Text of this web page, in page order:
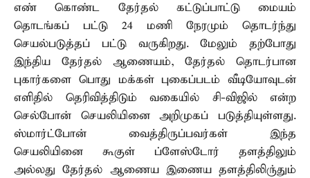
எண் கொண்ட தேர்தல் கட்டுப்பாட்டு மையம்
தொடங்கப் பட்டு 24 மணி நேரமும் தொடர்ந்து
செயல்படுத்தப் பட்டு வருகிறது. மேலும் தற்போது
இந்திய தேர்தல் ஆணையம், தேர்தல் தொடர்பான
புகார்களை பொது மக்கள் புகைப்படம் வீடியோவுடன்
எளிதில் தெரிவித்திடும் வகையில் சி-விஜில் என்ற
செல்போன் செயலியினை அறிமுகப் படுத்தியுள்ளது.
ஸ்மார்ட்போன் வைத்திருப்பவர்கள் இந்த
செயலியினை கூகுள் ப்ளேஸ்டோர் தளத்திலும்
அல்லது தேர்தல் ஆணைய இணைய தளத்திலிரு்தும்